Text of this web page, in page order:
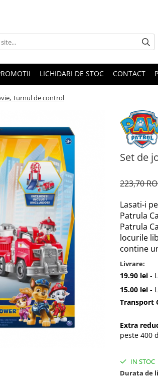
LICHIDARI DE STOC CONTACT
Turnul de control
Set de
223,70
Lasati-i
Patrula
Patrula
locurile
contine
Livrare:
19.90 lei -
15.00 lei -
Transport
Extra
peste 400
IN STOC
Durata de